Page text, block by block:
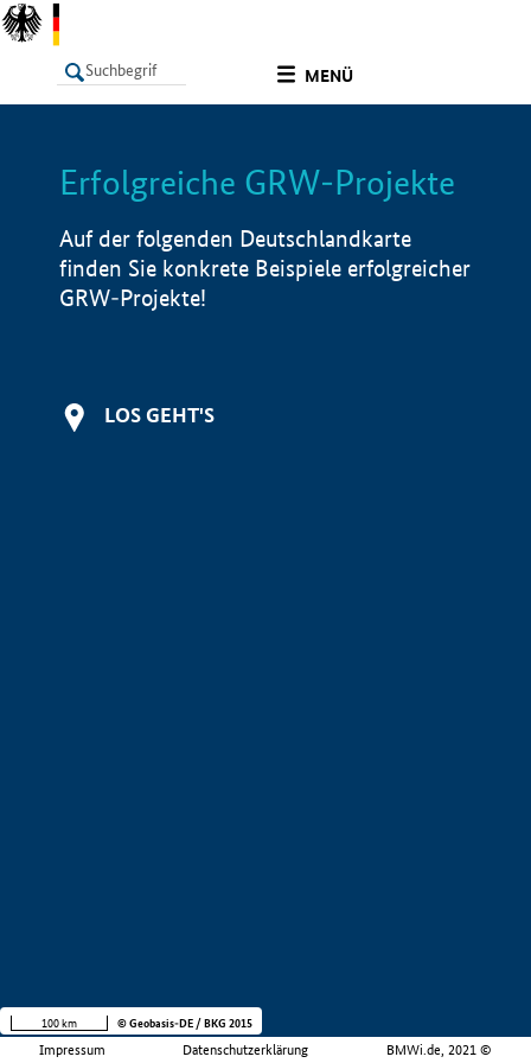
MENÜ
LISTE Info
Erfolgreiche GRW-Projekte
Auf der folgenden Deutschlandkarte
finden Sie konkrete Beispiele erfolgreicher
GRW-Projekte!
LOS GEHT'S
Impressum Datenschutzerklärung BMWi.de, 2021 ©
100 km © Geobasis-DE / BKG 2015